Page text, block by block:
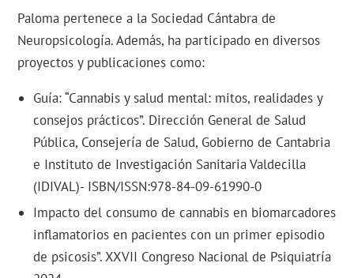
Paloma pertenece a la Sociedad Cántabra de
Neuropsicología. Además, ha participado en diversos
proyectos y publicaciones como:
Guía: “Cannabis y salud mental: mitos, realidades y
consejos prácticos”. Dirección General de Salud
Pública, Consejería de Salud, Gobierno de Cantabria
e Instituto de Investigación Sanitaria Valdecilla
(IDIVAL)- ISBN/ISSN:978-84-09-61990-0
Impacto del consumo de cannabis en biomarcadores
inflamatorios en pacientes con un primer episodio
de psicosis”. XXVII Congreso Nacional de Psiquiatría